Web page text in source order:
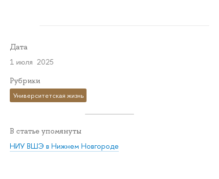
Дата
1 июля 2025
Рубрики
Университетская жизнь
В статье упомянуты
НИУ ВШЭ в Нижнем Новгороде